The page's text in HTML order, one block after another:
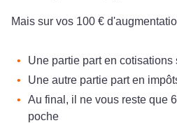
Mais sur vos 100 €
Une partie part en cotisations
Une autre partie part en
Au final, il ne vous reste que
poche